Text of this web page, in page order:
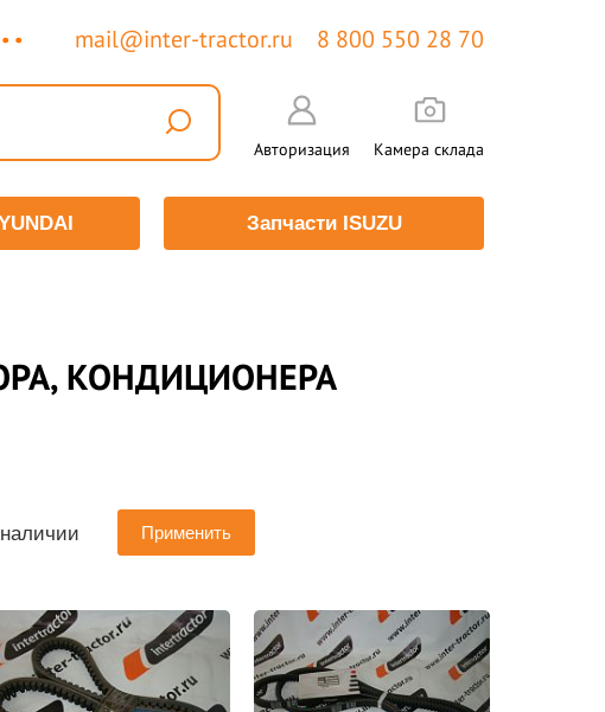
mail@inter-tractor.ru 8 800 550 28 70
Авторизация Камера склада
Запчасти ISUZU
КОНДИЦИОНЕРА
Применить